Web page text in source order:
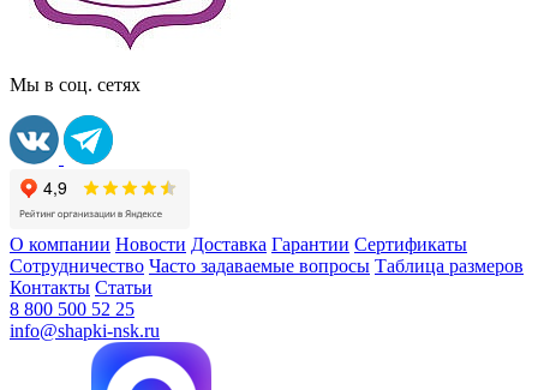
Мы в соц. сетях
О компании Новости Доставка Гарантии Сертификаты
Сотрудничество Часто задаваемые вопросы Таблица размеров
Контакты Статьи
8 800 500 52 25
info@shapki-nsk.ru